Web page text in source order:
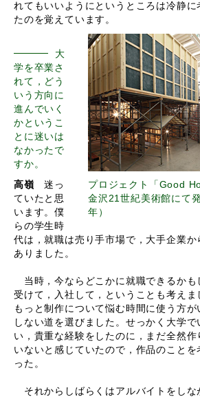
れてもいいようにというところは冷静
たのを覚えています。
プロジェクト「Good
金沢21世紀美術館にて
年）
大
学を卒業さ
れて，どう
いう方向に
進んでいく
かというこ
とに迷いは
なかったで
すか。
高嶺 迷っ
ていたと思
います。僕
らの学生時
代は，就職は売り手市場で，大手企業か
ありました。
当時，今ならどこかに就職できるかも
受けて，入社して，ということも考えま
もっと制作について悩む時間に使う方
しない道を選びました。せっかく大学
い，貴重な経験をしたのに，まだ全然作
いないと感じていたので，作品のこと
った。
それからしばらくはアルバイトをしな